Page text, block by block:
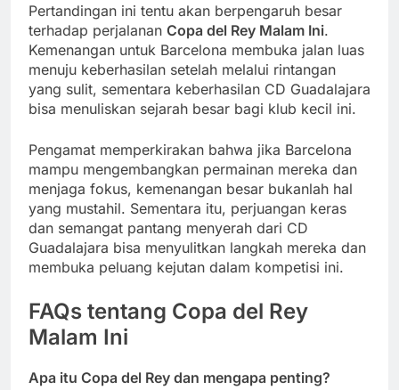
Pertandingan ini tentu akan berpengaruh besar
terhadap perjalanan Copa del Rey Malam Ini.
Kemenangan untuk Barcelona membuka jalan luas
menuju keberhasilan setelah melalui rintangan
yang sulit, sementara keberhasilan CD Guadalajara
bisa menuliskan sejarah besar bagi klub kecil ini.
Pengamat memperkirakan bahwa jika Barcelona
mampu mengembangkan permainan mereka dan
menjaga fokus, kemenangan besar bukanlah hal
yang mustahil. Sementara itu, perjuangan keras
dan semangat pantang menyerah dari CD
Guadalajara bisa menyulitkan langkah mereka dan
membuka peluang kejutan dalam kompetisi ini.
FAQs tentang Copa del Rey
Malam Ini
Apa itu Copa del Rey dan mengapa penting?